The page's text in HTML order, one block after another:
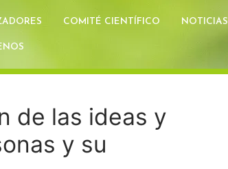
COMITÉ CIENTÍFICO NOTICIAS
de las ideas y
y su